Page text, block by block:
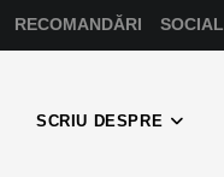
RECOMANDĂRI SOCIAL
SCRIU DESPRE